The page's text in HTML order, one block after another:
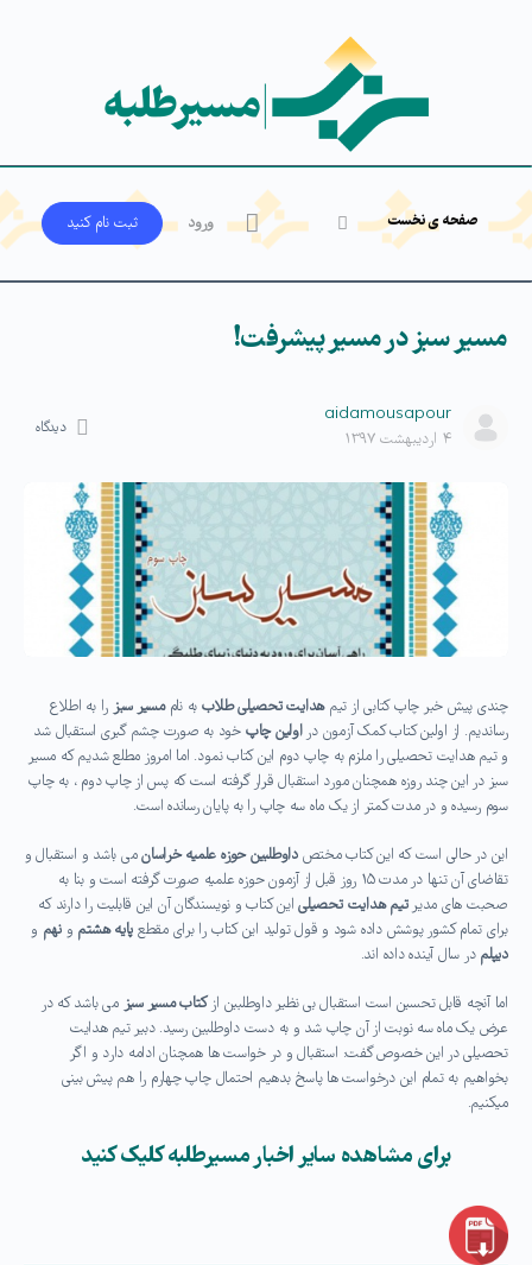
صفحه ی نخست ورود ثبت‌ نام کنید
مسیر سبز در مسیر پیشرفت!
aidamousapour
۴ اردیبهشت ۱۳۹۷
دیدگاه
چندی پیش خبر چاپ کتابی از تیمهدایت تحصیلی طلاببه ناممسیر سبز را به اطلاع
رساندیم. از اولین کتاب کمک آزمون دراولین چاپ خود به صورت چشم گیری استقبال شد
و تیم هدایت تحصیلی را ملزم به چاپ دوم این کتاب نمود. اما امروز مطلع شدیم که مسیر
سبز در این چند روزه همچنان مورد استقبال قرار گرفته است که پس از چاپ دوم ، به چاپ
سوم رسیده و در مدت کمتر از یک ماه سه چاپ را به پایان رسانده است.
این در حالی است که این کتاب مختصداوطلبین حوزه علمیه خراسانمی باشد و استقبال و
تقاضای آن تنها در مدت ۱۵ روز قبل از آزمون حوزه علمیه صورت گرفته است و بنا به
صحبت های مدیرتیم هدایت تحصیلیاین کتاب و نویسندگان آن این قابلیت را دارند که
برای تمام کشور پوشش داده شود و قول تولید این کتاب را برای مقطع پایه هشتم و نهم و
دیپلم در سال آینده داده اند.
اما آنچه قابل تحسین است استقبال بی نظیر داوطلبین ازکتاب مسیر سبز می باشد که در
عرض یک ماه سه نوبت از آن چاپ شد و به دست داوطلبین رسید. دبیر تیم هدایت
تحصیلی در این خصوص گفت: استقبال و در خواست ها همچنان ادامه دارد و اگر
بخواهیم به تمام این درخواست ها پاسخ بدهیم احتمال چاپ چهارم را هم پیش بینی
میکنیم.
برای مشاهده سایر اخبار مسیرطلبه کلیک کنید